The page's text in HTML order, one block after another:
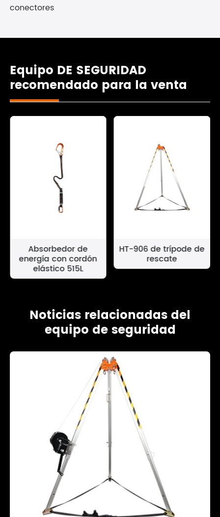
conectores
Equipo DE SEGURIDAD
recomendado para la venta
Absorbedor de
energía con cordón
elástico 515L
HT-906 de trípode de
rescate
Noticias relacionadas del
equipo de seguridad